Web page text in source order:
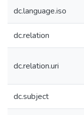
dc.language.iso
dc.relation
dc.relation.uri
dc.subject